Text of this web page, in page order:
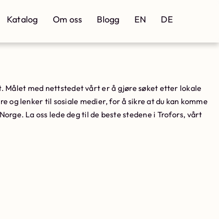
Katalog Om oss Blogg EN DE
med nettstedet vårt er å gjøre søket etter lokale
lenker til sosiale medier, for å sikre at du kan komme
La oss lede deg til de beste stedene i Trofors, vårt